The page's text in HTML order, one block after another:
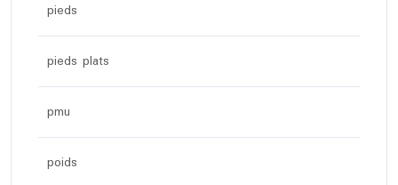
pieds
pieds plats
pmu
poids